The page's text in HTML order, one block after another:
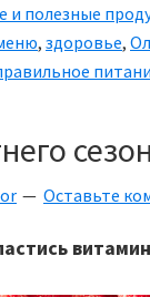
и
его
польза
и полезные
, здоровье,
Оставьте